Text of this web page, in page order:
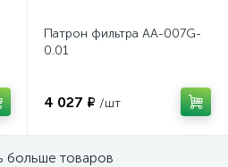
Патрон фильтра AA-007G-
0.01
4 027 ₽ /шт
больше товаров